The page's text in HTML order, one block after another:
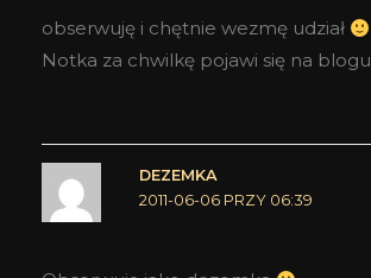
obserwuję i chętnie wezmę udział
Notka za chwilkę pojawi się na blogu
DEZEMKA
2011-06-06 PRZY 06:39